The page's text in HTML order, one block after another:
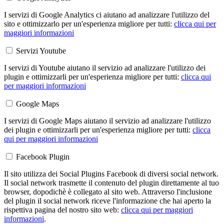
I servizi di Google Analytics ci aiutano ad analizzare l'utilizzo del
sito e ottimizzarlo per un'esperienza migliore per tutti: clicca qui per
maggiori informazioni
Servizi Youtube
I servizi di Youtube aiutano il servizio ad analizzare l'utilizzo dei
plugin e ottimizzarli per un'esperienza migliore per tutti: clicca qui
per maggiori informazioni
Google Maps
I servizi di Google Maps aiutano il servizio ad analizzare l'utilizzo
dei plugin e ottimizzarli per un'esperienza migliore per tutti: clicca
qui per maggiori informazioni
Facebook Plugin
Il sito utilizza dei Social Plugins Facebook di diversi social network.
Il social network trasmette il contenuto del plugin direttamente al tuo
browser, dopodichè è collegato al sito web. Attraverso l'inclusione
del plugin il social network riceve l'informazione che hai aperto la
rispettiva pagina del nostro sito web: clicca qui per maggiori
informazioni.